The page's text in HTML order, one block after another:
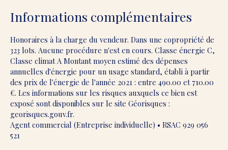
Informations complémentaires
Honoraires à la charge du vendeur. Dans une copropriété de
323 lots. Aucune procédure n'est en cours. Classe énergie C,
Classe climat A Montant moyen estimé des dépenses
annuelles d'énergie pour un usage standard, établi à partir
des prix de l'énergie de l'année 2021 : entre 490.00 et 710.00
€. Les informations sur les risques auxquels ce bien est
exposé sont disponibles sur le site Géorisques :
georisques.gouv.fr.
Agent commercial (Entreprise individuelle) • RSAC 929 056
521